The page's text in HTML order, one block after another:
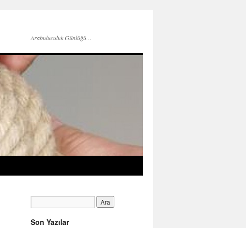
Arabuluculuk Günlüğü…
Son Yazılar